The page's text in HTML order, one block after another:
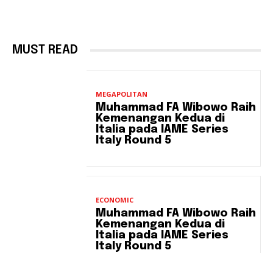
MUST READ
MEGAPOLITAN
Muhammad FA Wibowo Raih
Kemenangan Kedua di
Italia pada IAME Series
Italy Round 5
ECONOMIC
Muhammad FA Wibowo Raih
Kemenangan Kedua di
Italia pada IAME Series
Italy Round 5